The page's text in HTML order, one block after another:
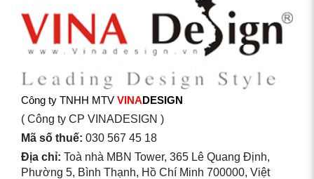
Công ty TNHH MTV VINADESIGN
( Công ty CP VINADESIGN )
Mã số thuế: 030 567 45 18
Địa chỉ: Toà nhà MBN Tower, 365 Lê Quang Định,
Phường 5, Bình Thạnh, Hồ Chí Minh 700000, Việt